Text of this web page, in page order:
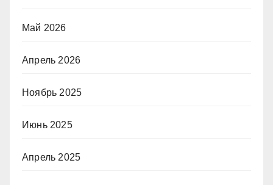
Май 2026
Апрель 2026
Ноябрь 2025
Июнь 2025
Апрель 2025